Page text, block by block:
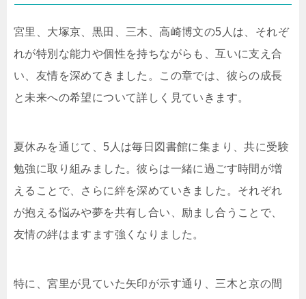
宮里、大塚京、黒田、三木、高崎博文の5人は、それぞ
れが特別な能力や個性を持ちながらも、互いに支え合
い、友情を深めてきました。この章では、彼らの成長
と未来への希望について詳しく見ていきます。
夏休みを通じて、5人は毎日図書館に集まり、共に受験
勉強に取り組みました。彼らは一緒に過ごす時間が増
えることで、さらに絆を深めていきました。それぞれ
が抱える悩みや夢を共有し合い、励まし合うことで、
友情の絆はますます強くなりました。
特に、宮里が見ていた矢印が示す通り、三木と京の間